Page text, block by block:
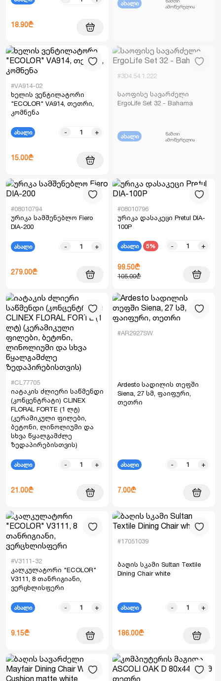
18.90₾
ახალი
ამოწურულია
#VA914-02
ხელის ვენტილატორი
"ECOLOR" VA914, თეთრი,
კომნენა
ახალი - +
15.00₾
#3D4.54.1.222
საოფისე სავარძელი
ErgoLife Set 32 - Bahama
ახალი
ნაშთი
ამოწურულია
#08010794
ურიკა სამშენებლო Fiero
DIA-200
ახალი - +
279.00₾
#08010796
ურიკა დასაკეცი Pretul DIA-
100P
ახალი 5% - +
99.50₾
105.00₾
#CL77705
იატაკის ძლიერი საწმენდი
(კონცენტრატი) CLINEX
FLORAL FORTE (1 ლტ)
(კერამიკული ფილები,
ბეტონი, ლინოლიუმი და
სხვა წყალგამძლე
ზედაპირებისთვის)
ახალი - +
21.00₾
#AR2927SW
Ardesto სადილის თეფში
Siena, 27 სმ, ფაიფური,
თეთრი
ახალი - +
7.00₾
#V3111-32
კალკულატორი "ECOLOR"
V3111, 8 თანრიგიანი,
ვერცხლისფერი
ახალი - +
9.15₾
#17051039
ბაღის სკამი Sultan Textile
Dining Chair white
ახალი - +
186.00₾